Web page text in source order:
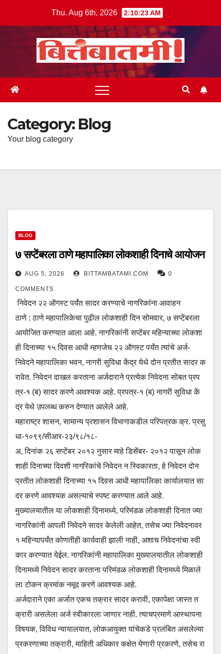
Thu. Aug 6th, 2026 2:10:24 AM
Category: Blog
Your blog category
BLOG
७ सप्टेंबरला ठाणे महापालिका लोकशाही दिनाचे आयोजन
AUG 5, 2026 BITTAMBATAMI.COM 0
COMMENTS
निवेदन २२ ऑगस्ट पर्यंत सादर करण्याचे नागरिकांना आवाहन
ठाणे : ठाणे महापालिकेचा पुढील लोकशाही दिन सोमवार, ७ सप्टेंबरला
आयोजित करण्यात आला आहे. नागरिकांनी सप्टेंबर महिन्याच्या लोकशा
ही दिनाच्या १५ दिवस आधी म्हणजेच २२ ऑगस्ट पर्यंत त्यांचे अर्ज-
निवेदने महापालिका भवन, नागरी सुविधा केंद्र येथे दोन प्रतीत सादर क
रावेत. निवेदन दाखल करताना अर्जदाराने प्रत्येक निवेदना सोबत प्रप
त्र-१ (ब) सादर करणे आवश्यक आहे. प्रपत्र-१ (ब) नागरी सुविधा कें
द्र येथे उपलब्ध करुन देण्यात आलेले आहे.
महाराष्ट्र शासन, सामान्य प्रशासन विभागाकडील परिपत्रक क्र. प्रसु
धा-१०९९/सीआर-२३/९८/१८-
अ, दिनांक २६ सप्टेंबर २०१२ नुसार माहे डिसेंबर- २०१२ पासून लोक
शाही दिनाच्या दिवशी नागरिकांचे निवेदन न स्विकारता, हे निवेदन दोन
प्रतीत लोकशाही दिनाच्या १५ दिवस आधी महापालिका कार्यालयात सा
दर करणे आवश्यक असल्याचे स्पष्ट करण्यात आले आहे.
मुख्यालयातील या लोकशाही दिनामध्ये, परिमंडळ लोकशाही दिनात ज्या
नागरिकांनी आपली निवेदने सादर केलेली आहेत, तसेच ज्या निवेदनावर
१ महिन्यापर्यंत कोणतीही कार्यवाही झाली नाही, अशाच निवेदनांचा स्वी
कार करण्यात येईल. नागरिकांनी महापालिका मुख्यालयातील लोकशाही
दिनामध्ये निवेदन सादर करताना परिमंडळ लोकशाही दिनामध्ये मिळाले
ला टोकन क्रमांक नमूद करणे आवश्यक आहे.
अर्जदाराने एका अर्जात एकच तक्रार सादर करावी, एकापेक्षा जास्त त
क्रारी असलेला अर्ज स्वीकारला जाणार नाही. त्याचप्रमाणे आस्थापना
विषयक, विविध न्यायालयात, लोकआयुक्त यांचेकडे प्रलंबित असलेल्या
प्रकरणाच्या तक्रारी, माहिती अधिकार कक्षेत येणारी प्रकरणे, तसेच रा